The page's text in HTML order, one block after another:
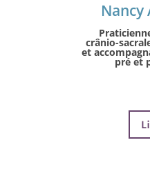
Nancy
crânio-
et
pré et